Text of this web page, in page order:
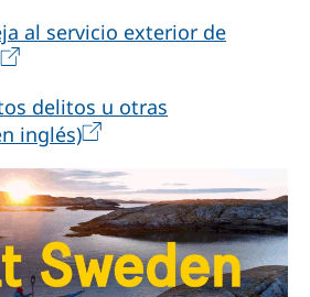
al servicio exterior de
delitos u otras
inglés)